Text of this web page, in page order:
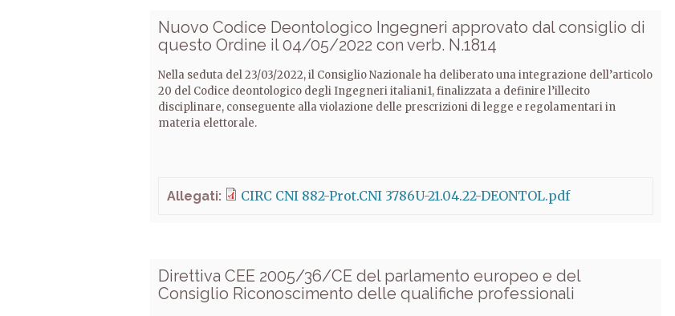
Nuovo Codice Deontologico Ingegneri approvato dal consiglio di
questo Ordine il 04/05/2022 con verb. N.1814
Nella seduta del 23/03/2022, il Consiglio Nazionale ha deliberato una integrazione dell’articolo
20 del Codice deontologico degli Ingegneri italiani1, finalizzata a definire l’illecito
disciplinare, conseguente alla violazione delle prescrizioni di legge e regolamentari in
materia elettorale.
Allegati: CIRC CNI 882-Prot.CNI 3786U-21.04.22-DEONTOL.pdf
Direttiva CEE 2005/36/CE del parlamento europeo e del
Consiglio Riconoscimento delle qualifiche professionali